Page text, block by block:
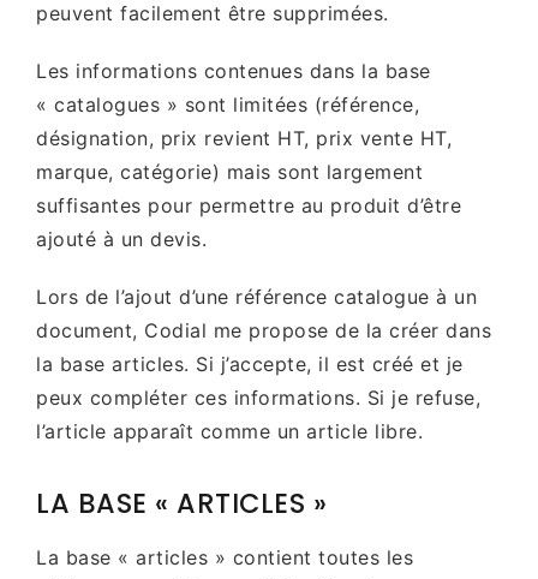
peuvent facilement être supprimées.
Les informations contenues dans la base
« catalogues » sont limitées (référence,
désignation, prix revient HT, prix vente HT,
marque, catégorie) mais sont largement
suffisantes pour permettre au produit d’être
ajouté à un devis.
Lors de l’ajout d’une référence catalogue à un
document, Codial me propose de la créer dans
la base articles. Si j’accepte, il est créé et je
peux compléter ces informations. Si je refuse,
l’article apparaît comme un article libre.
LA BASE « ARTICLES »
La base « articles » contient toutes les